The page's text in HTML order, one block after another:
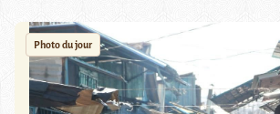
Photo du jour